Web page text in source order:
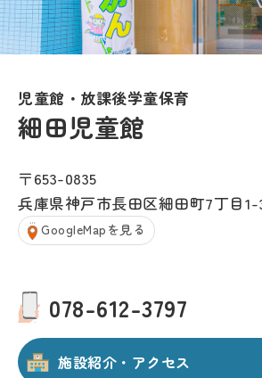
児童館・放課後学童保育
細田児童館
〒653-0835
兵庫県神戸市長田区細田町7丁目
GoogleMapを見る
078-612-3797
施設紹介・アクセス